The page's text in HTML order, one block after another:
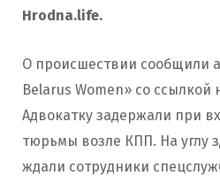
Hrodna.life.
О происшествии сообщили
Belarus Women» со ссылкой
Адвокатку задержали при
тюрьмы возле КПП. На углу
ждали сотрудники